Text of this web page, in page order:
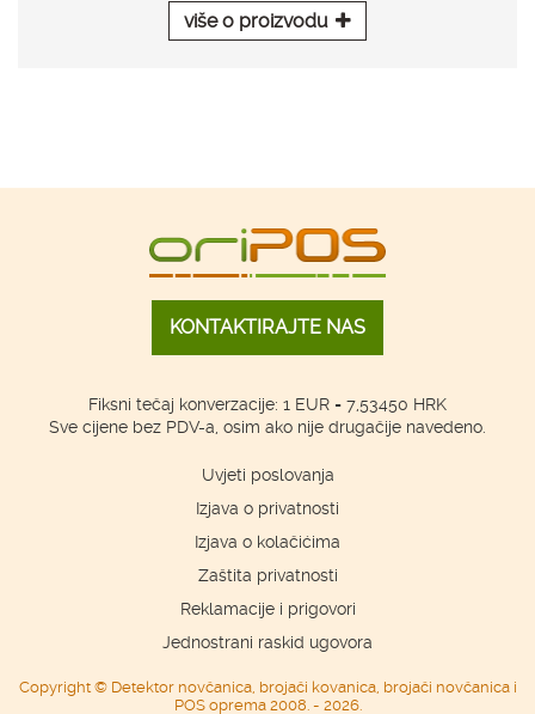
više o proizvodu
KONTAKTIRAJTE NAS
Fiksni tečaj konverzacije: 1 EUR = 7,53450 HRK
Sve cijene bez PDV-a, osim ako nije drugačije navedeno.
Uvjeti poslovanja
Izjava o privatnosti
Izjava o kolačićima
Zaštita privatnosti
Reklamacije i prigovori
Jednostrani raskid ugovora
Copyright © Detektor novčanica, brojači kovanica, brojači novčanica i
POS oprema 2008. - 2026.